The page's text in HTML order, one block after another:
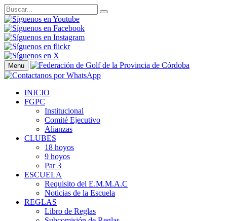
Menu
INICIO
FGPC
Institucional
Comité Ejecutivo
Alianzas
CLUBES
18 hoyos
9 hoyos
Par 3
ESCUELA
Requisito del E.M.M.A.C
Noticias de la Escuela
REGLAS
Libro de Reglas